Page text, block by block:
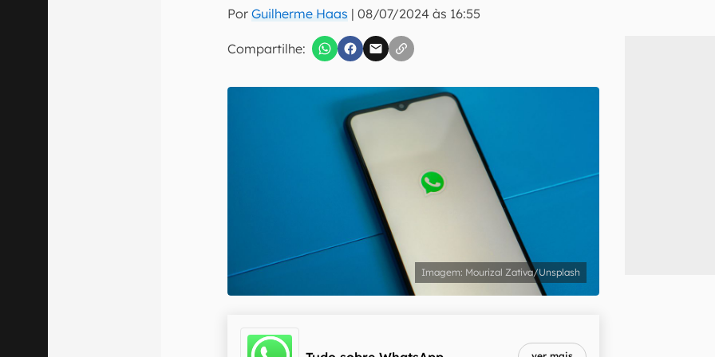
PorGuilherme Haas |08/07/2024 às 16:55
Compartilhe:
Confirmo que li, aceito e concordo com os
Mourizal Zativa/Unsplash